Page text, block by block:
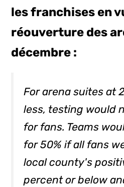
les franchises en
réouverture des
décembre :
For arena suites at
less, testing would
for fans. Teams
for 50% if all fans
local county's
percent or below